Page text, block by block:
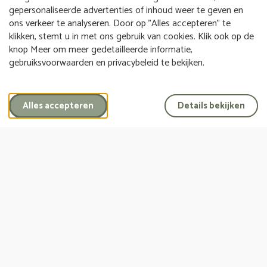
stap van het proces. Onze toewijding aan een persoonlijke
benadering zorgt ervoor dat het afscheid niet alleen een
waardige viering van het leven is, maar ook een troostende
herinnering voor degenen die achterblijven.
ernaar om met u samen te werken aan een
afscheidsceremonie die de essentie van uw dierbare op een
gepersonaliseerde advertenties of inhoud weer te geven en
ons verkeer te analyseren. Door op "Alles accepteren" te
klikken, stemt u in met ons gebruik van cookies. Klik ook op de
knop Meer om meer gedetailleerde informatie,
gebruiksvoorwaarden en privacybeleid te bekijken.
Alles accepteren Details bekijken